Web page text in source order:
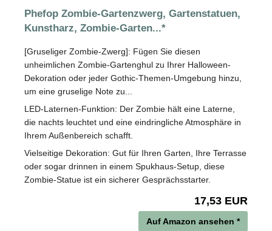
Phefop Zombie-Gartenzwerg, Gartenstatuen,
Kunstharz, Zombie-Garten...*
[Gruseliger Zombie-Zwerg]: Fügen Sie diesen
unheimlichen Zombie-Gartenghul zu Ihrer Halloween-
Dekoration oder jeder Gothic-Themen-Umgebung hinzu,
um eine gruselige Note zu...
LED-Laternen-Funktion: Der Zombie hält eine Laterne,
die nachts leuchtet und eine eindringliche Atmosphäre in
Ihrem Außenbereich schafft.
Vielseitige Dekoration: Gut für Ihren Garten, Ihre Terrasse
oder sogar drinnen in einem Spukhaus-Setup, diese
Zombie-Statue ist ein sicherer Gesprächsstarter.
17,53 EUR
Auf Amazon ansehen *